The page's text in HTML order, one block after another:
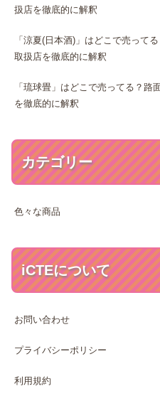
扱店を徹底的に解釈
「涼夏(日本酒)」はどこで売って
取扱店を徹底的に解釈
「琉球畳」はどこで売ってる？
を徹底的に解釈
カテゴリー
色々な商品
iCTEについて
お問い合わせ
プライバシーポリシー
利用規約